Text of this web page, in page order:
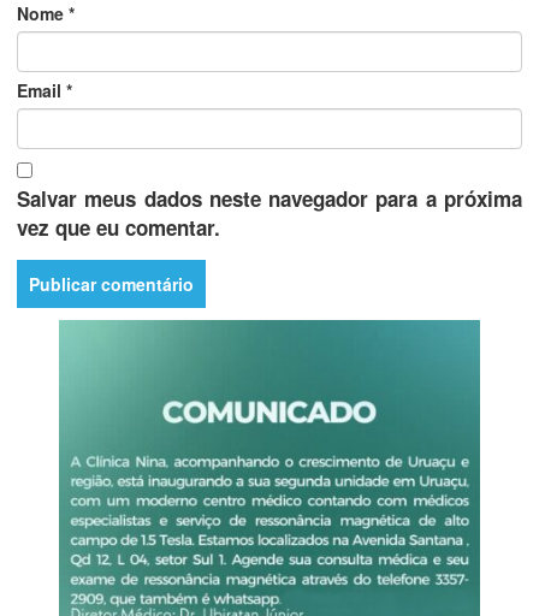
Nome *
Email *
Salvar meus dados neste navegador para a próxima
vez que eu comentar.